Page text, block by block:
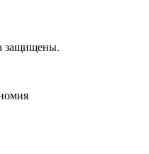
защищены.